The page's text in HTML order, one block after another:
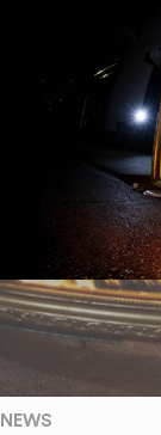
NEWS